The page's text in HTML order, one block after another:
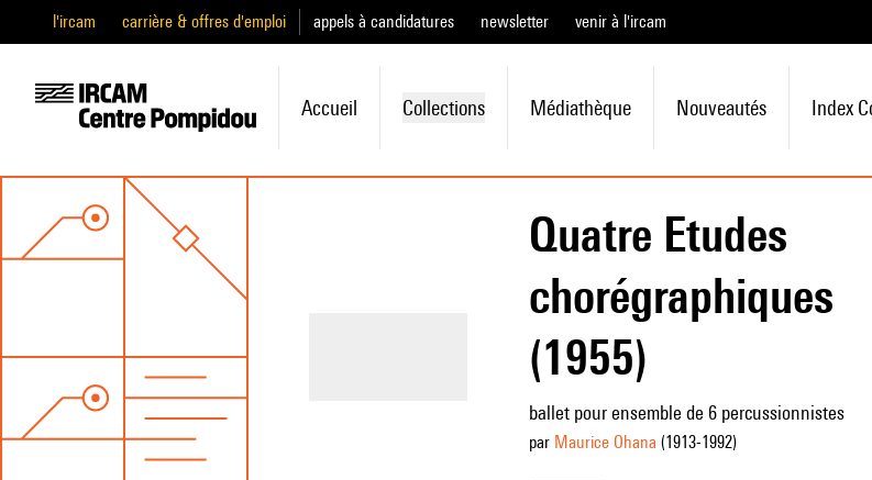
l'ircam carrière & offres d'emploi appels à candidatures newsletter venir à l'ircam
Accueil Collections Médiathèque Nouveautés Index
Quatre Etudes
chorégraphiques
(1955)
ballet pour ensemble de 6 percussionnistes
par Maurice Ohana (1913-1992)